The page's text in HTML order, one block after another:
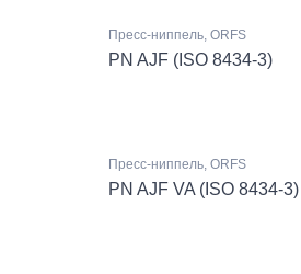
Пресс-ниппель, ORFS
PN AJF (ISO 8434-3)
Пресс-ниппель, ORFS
PN AJF VA (ISO 8434-3)